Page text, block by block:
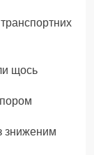
щось
зниженим